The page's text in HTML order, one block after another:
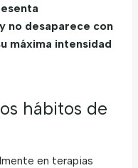
no desaparece con
máxima intensidad
hábitos de
en terapias